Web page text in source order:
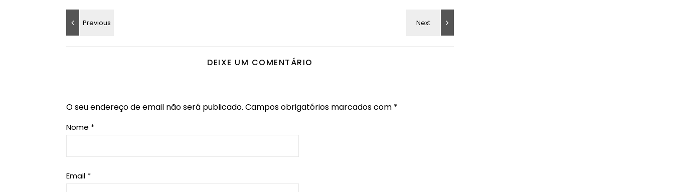
DEIXE UM COMENTÁRIO
O seu endereço de email não será publicado. Campos obrigatórios marcados com *
Nome *
Email *